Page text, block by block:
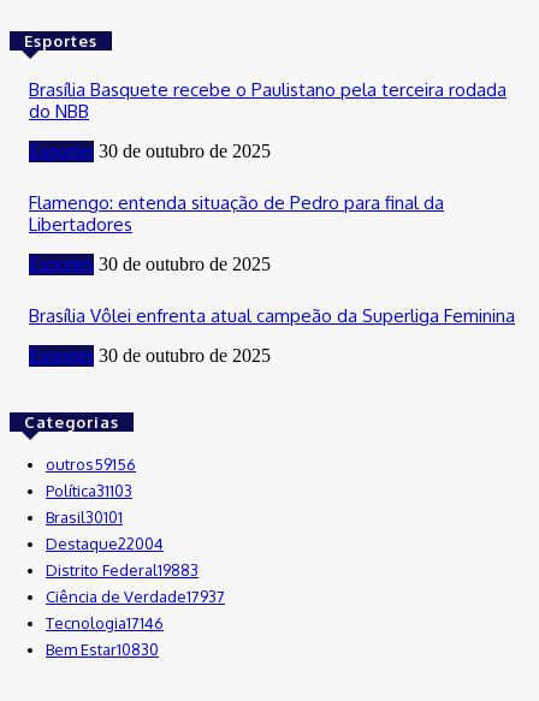
Esportes
Brasília Basquete recebe o Paulistano pela terceira rodada
do NBB
Esportes 30 de outubro de 2025
Flamengo: entenda situação de Pedro para final da
Libertadores
Esportes 30 de outubro de 2025
Brasília Vôlei enfrenta atual campeão da Superliga Feminina
Esportes 30 de outubro de 2025
Categorias
outros59156
Política31103
Brasil30101
Destaque22004
Distrito Federal19883
Ciência de Verdade17937
Tecnologia17146
Bem Estar10830